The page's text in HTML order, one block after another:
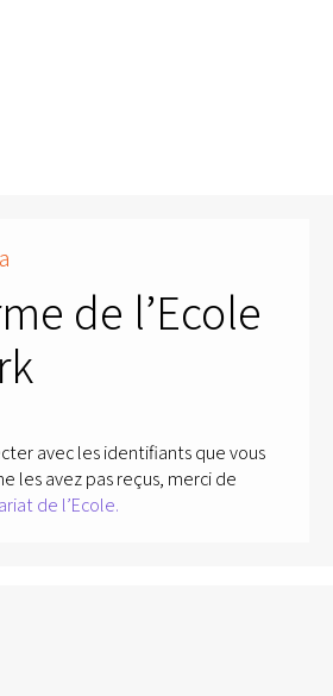
de l’Ecole
avec les identifiants que vous
les avez pas reçus, merci de
de l’Ecole.